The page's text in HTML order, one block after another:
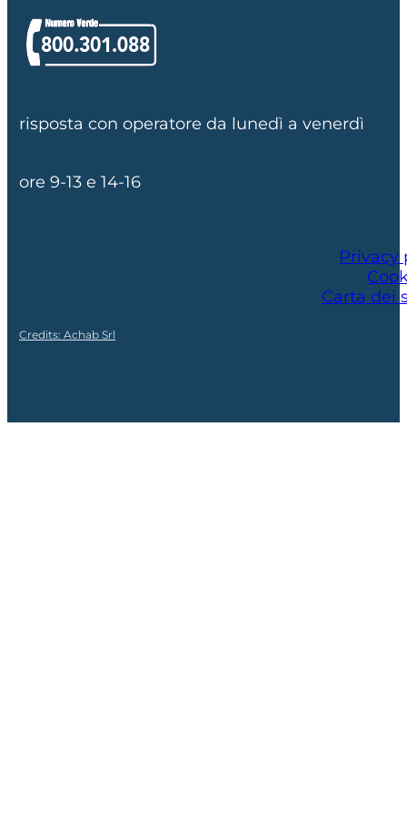
risposta con operatore da lunedì a venerdì
ore 9-13 e 14-16
Privacy
Carta dei
Credits: Achab Srl